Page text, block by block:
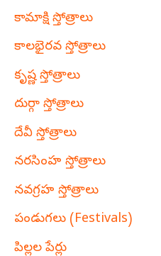
కామాక్షి స్తోత్రాలు
కాలభైరవ స్తోత్రాలు
కృష్ణ స్తోత్రాలు
దుర్గా స్తోత్రాలు
దేవీ స్తోత్రాలు
నరసింహ స్తోత్రాలు
నవగ్రహ స్తోత్రాలు
పండుగలు (Festivals)
పిల్లల పేర్లు